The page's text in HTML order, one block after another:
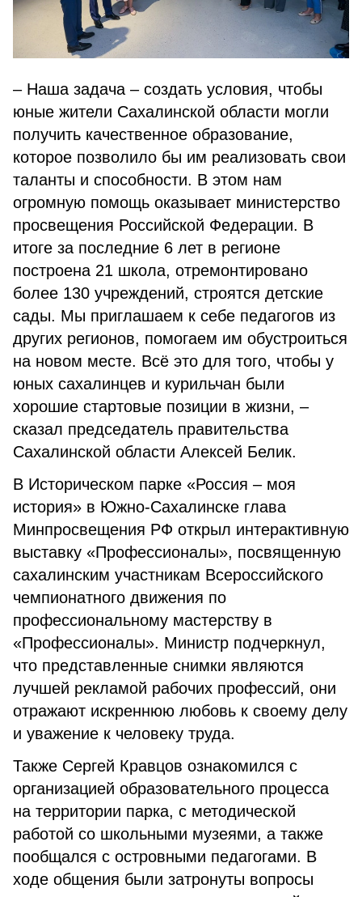
– Наша задача – создать условия, чтобы
юные жители Сахалинской области могли
получить качественное образование,
которое позволило бы им реализовать свои
таланты и способности. В этом нам
огромную помощь оказывает министерство
просвещения Российской Федерации. В
итоге за последние 6 лет в регионе
построена 21 школа, отремонтировано
более 130 учреждений, строятся детские
сады. Мы приглашаем к себе педагогов из
других регионов, помогаем им обустроиться
на новом месте. Всё это для того, чтобы у
юных сахалинцев и курильчан были
хорошие стартовые позиции в жизни, –
сказал председатель правительства
Сахалинской области Алексей Белик.
В Историческом парке «Россия – моя
история» в Южно-Сахалинске глава
Минпросвещения РФ открыл интерактивную
выставку «Профессионалы», посвященную
сахалинским участникам Всероссийского
чемпионатного движения по
профессиональному мастерству в
«Профессионалы». Министр подчеркнул,
что представленные снимки являются
лучшей рекламой рабочих профессий, они
отражают искреннюю любовь к своему делу
и уважение к человеку труда.
Также Сергей Кравцов ознакомился с
организацией образовательного процесса
на территории парка, с методической
работой со школьными музеями, а также
пообщался с островными педагогами. В
ходе общения были затронуты вопросы